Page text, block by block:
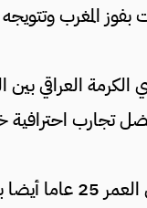
المغرب وتتويجه باللقب في
العراقي
تجارب احترافية
ويتميز المهاجم